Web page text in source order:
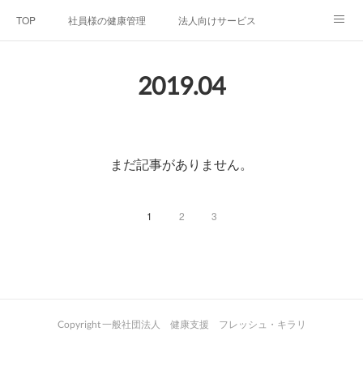
TOP 社員様の健康管理 法人向けサービス
プライバシーポリシー
2019.04
まだ記事がありません。
1 2 3
Copyright 一般社団法人 健康支援 フレッシュ・キラリ